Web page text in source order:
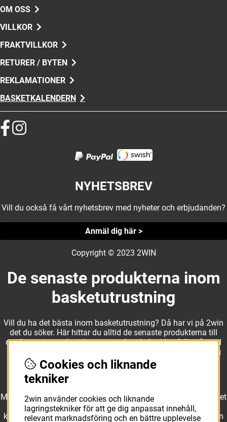
OM OSS
VILLKOR
FRAKTVILLKOR
RETURER / BYTEN
REKLAMATIONER
BASKETKALENDERN
NYHETSBREV
Vill du också få vårt nyhetsbrev med nyheter och erbjudanden?
Anmäl dig här >
Copyright © 2023 2WIN
De senaste produkterna inom
basketutrustning
Vill du ha det bästa inom basketutrustning? Då har vi på 2win
det du söker. Här hittar du alltid de senaste produkterna till
otroliga priser, och vi är noga med att hela tiden fylla på med
nyheter i webbshopen. Det gör oss till ett naturligt val för dig
som vill ha utrustning som överträffar alla andra märken.
Med ett av Sveriges största kläd- och skosortiment inom basket
kan vi erbjuda allt som du eller din klubb behöver. Välj ut
kvalitativa basketbollar och basketskor från välkända märken
Cookies och liknande
tekniker
2win använder cookies och liknande
lagringstekniker för att ge dig anpassat innehåll,
relevant marknadsföring och en bättre upplevelse